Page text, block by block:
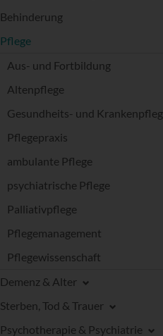
Behinderung
Pflege
Aus- und Fortbildung
Altenpflege
Gesundheits- und
Pflegepraxis
ambulante Pflege
psychiatrische Pflege
Palliativpflege
Pflegemanagement
Pflegewissenschaft
Demenz & Alter
Sterben, Tod & Trauer
Psychotherapie & Psychiatrie